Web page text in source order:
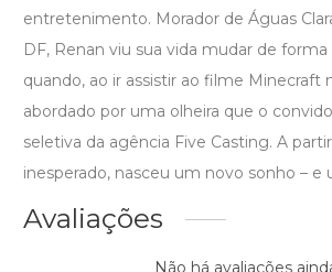
entretenimento. Morador de Águas
DF, Renan viu sua vida mudar de
quando, ao ir assistir ao filme Minecraft
abordado por uma olheira que o
seletiva da agência Five Casting. A
inesperado, nasceu um novo sonho – e
Avaliações
Não há avaliações